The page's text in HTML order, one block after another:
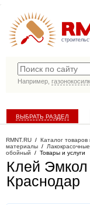
Например,
ВЫБРАТЬ РАЗДЕЛ
RMNT.RU / Каталог товаров
материалы /
обойный / Товары и услуги
Клей Эмкол
Краснодар